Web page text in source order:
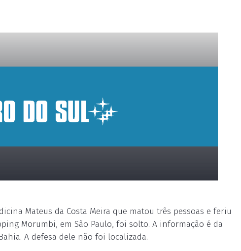
Mateus da Costa Meira que matou três pessoas e feriu
Morumbi, em São Paulo, foi solto. A informação é da
A defesa dele não foi localizada.